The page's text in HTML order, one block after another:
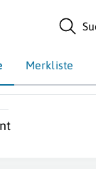
Merkliste